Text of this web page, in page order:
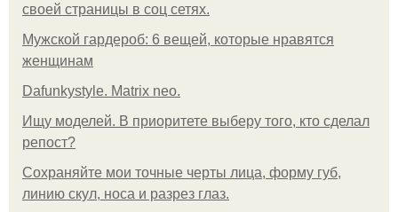
своей страницы в соц сетях.
Мужской гардероб: 6 вещей, которые нравятся
женщинам
Dafunkystyle. Matrix neo.
Ищу моделей. В приоритете выберу того, кто сделал
репост?
Сохраняйте мои точные черты лица, форму губ,
линию скул, носа и разрез глаз.